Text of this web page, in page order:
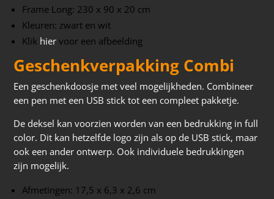
Frame Long: 230 x 90 x 20 cm
Kleuren: zwart en wit
Klik hier voor een afbeelding
Geschenkverpakking Combi
Een geschenkdoosje met veel mogelijkheden. Combineer
een pen met een USB stick tot een compleet pakketje.
De deksel kan voorzien worden van een bedrukking in full
color. Dit kan hetzelfde logo zijn als op de USB stick, maar
ook een ander ontwerp. Ook individuele bedrukkingen
zijn mogelijk.
Afmetingen: 17,5 x 6,3 x 2,6 cm